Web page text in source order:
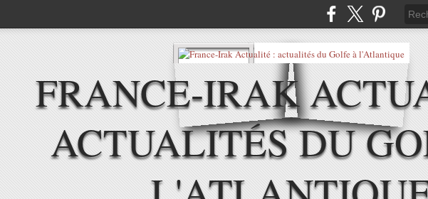
FRANCE-IRAK
ACTUALITÉS DU